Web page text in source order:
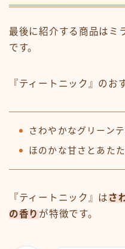
最後に紹介する商品はミ
です。
『ティートニック』のお
さわやかなグリーン
ほのかな甘さとあた
『ティートニック』は さ
の香り が特徴です。